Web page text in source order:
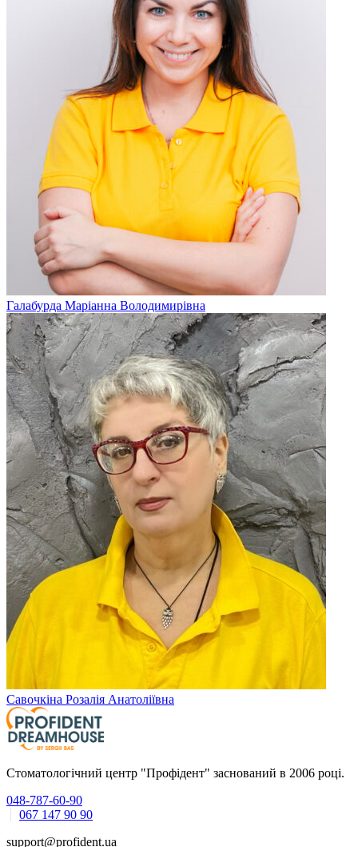
Галабурда Маріанна Володимирівна
Савочкіна Розалія Анатоліївна
Стоматологічний центр "Профідент" заснований в 2006 році.
048-787-60-90
067 147 90 90
support@profident.ua